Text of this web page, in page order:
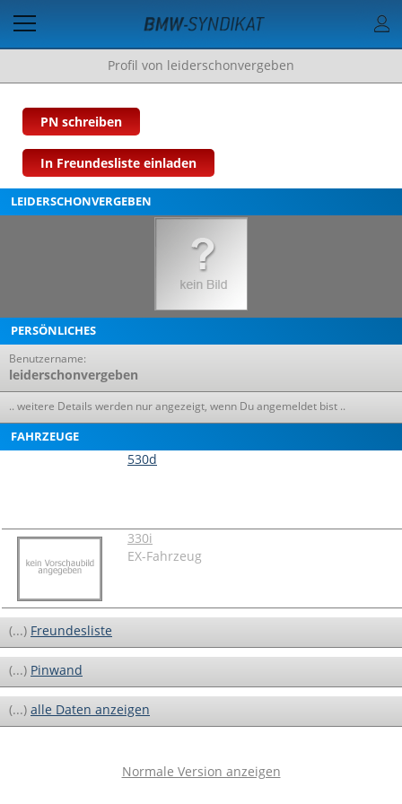
Profil von leiderschonvergeben
PN schreiben
In Freundesliste einladen
LEIDERSCHONVERGEBEN
PERSÖNLICHES
Benutzername:
leiderschonvergeben
.. weitere Details werden nur angezeigt, wenn Du angemeldet bist ..
FAHRZEUGE
530d
330i
EX-Fahrzeug
(...) Freundesliste
(...) Pinwand
(...) alle Daten anzeigen
Normale Version anzeigen